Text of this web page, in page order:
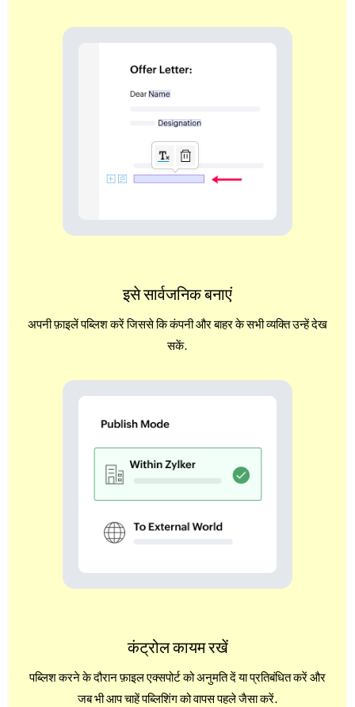
इसे सार्वजनिक बनाएं
अपनी फ़ाइलें पब्लिश करें जिससे कि कंपनी और बाहर के सभी व्यक्ति उन्हें देख
सकें.
कंट्रोल कायम रखें
पब्लिश करने के दौरान फ़ाइल एक्सपोर्ट को अनुमति दें या प्रतिबंधित करें और
जब भी आप चाहें पब्लिशिंग को वापस पहले जैसा करें.